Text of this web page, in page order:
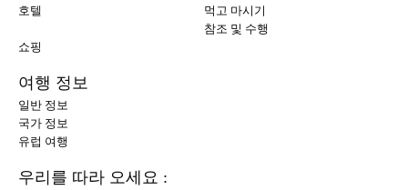
호텔
먹고 마시기
참조 및 수행
쇼핑
여행 정보
일반 정보
국가 정보
유럽 여행
우리를 따라 오세요 :